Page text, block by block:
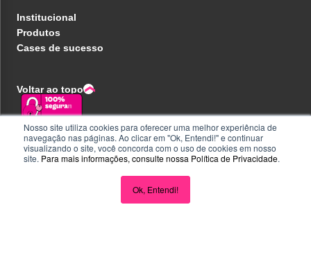
Nosso site utiliza cookies para oferecer uma melhor experiência de
navegação nas páginas. Ao clicar em "Ok, Entendi!" e continuar
visualizando o site, você concorda com o uso de cookies em nosso
site. Para mais informações, consulte nossa Política de Privacidade.
Ok, Entendi!
Institucional
Produtos
Cases de sucesso
Voltar ao topo
Política de privacidade
Central de ajuda
Liberdade e Privacidade